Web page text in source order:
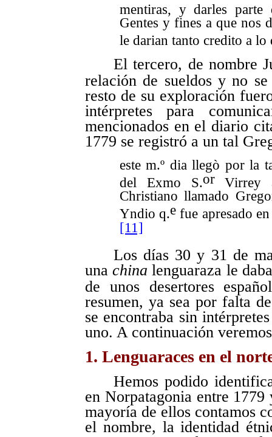
mentiras, y darles parte
Gentes y fines a que nos
le darian tanto credito a
El tercero, de nombre
relación de sueldos y no
resto de su exploración
intérpretes para
mencionados en el diario
1779 se registró a un tal
este m.º dia llegò por la
del Exmo S.orVirrey
Christiano llamado
Yndio q.e fue apresado
[11]
Los días 30 y 31 de
unachina lenguaraza le
de unos desertores
resumen, ya sea por falta
se encontraba sin
uno. A continuación
1. Lenguaraces en el
Hemos podido
en Norpatagonia entre
mayoría de ellos contamos
el nombre, la identidad